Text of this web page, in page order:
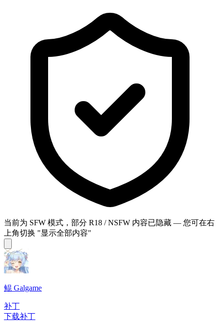
当前为 SFW 模式，部分 R18 / NSFW 内容已隐藏 — 您可在右
上角切换 "显示全部内容"
鲲 Galgame
补丁
下载补丁